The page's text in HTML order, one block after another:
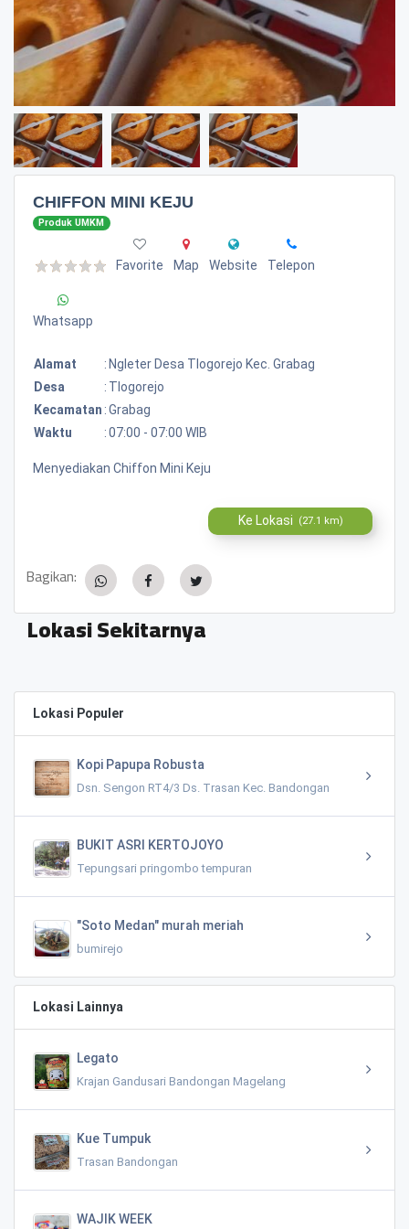
CHIFFON MINI KEJU
Produk UMKM
Favorite Map Website Telepon
Whatsapp
Alamat : Ngleter Desa Tlogorejo Kec. Grabag
Desa
: Tlogorejo
Kecamatan :Grabag
Waktu
:07:00 - 07:00 WIB
Menyediakan Chiffon Mini Keju
Ke Lokasi (27.1 km)
Bagikan:
Lokasi Sekitarnya
Lokasi Populer
Kopi Papupa Robusta
Dsn. Sengon RT4/3 Ds. Trasan Kec. Bandongan
BUKIT ASRI KERTOJOYO
Tepungsari pringombo tempuran
"Soto Medan" murah meriah
bumirejo
Lokasi Lainnya
Legato
Krajan Gandusari Bandongan Magelang
Kue Tumpuk
Trasan Bandongan
WAJIK WEEK